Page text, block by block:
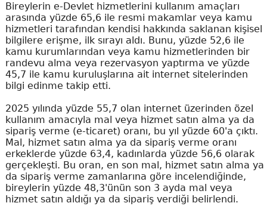
Bireylerin e-Devlet hizmetlerini kullanım amaçları
arasında yüzde 65,6 ile resmi makamlar veya kamu
hizmetleri tarafından kendisi hakkında saklanan kişisel
bilgilere erişme, ilk sırayı aldı. Bunu, yüzde 52,6 ile
kamu kurumlarından veya kamu hizmetlerinden bir
randevu alma veya rezervasyon yaptırma ve yüzde
45,7 ile kamu kuruluşlarına ait internet sitelerinden
bilgi edinme takip etti.
2025 yılında yüzde 55,7 olan internet üzerinden özel
kullanım amacıyla mal veya hizmet satın alma ya da
sipariş verme (e-ticaret) oranı, bu yıl yüzde 60'a çıktı.
Mal, hizmet satın alma ya da sipariş verme oranı
erkeklerde yüzde 63,4, kadınlarda yüzde 56,6 olarak
gerçekleşti. Bu oran, en son mal, hizmet satın alma ya
da sipariş verme zamanlarına göre incelendiğinde,
bireylerin yüzde 48,3'ünün son 3 ayda mal veya
hizmet satın aldığı ya da sipariş verdiği belirlendi.